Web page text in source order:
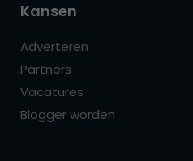
Kansen
Adverteren
Partners
Vacatures
Blogger worden